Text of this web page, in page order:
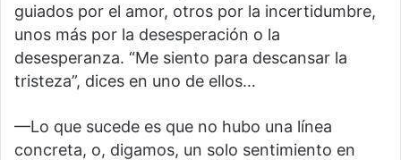
guiados por el amor, otros por la incertidumbre,
unos más por la desesperación o la
desesperanza. “Me siento para descansar la
tristeza”, dices en uno de ellos…
—Lo que sucede es que no hubo una línea
concreta, o, digamos, un solo sentimiento en